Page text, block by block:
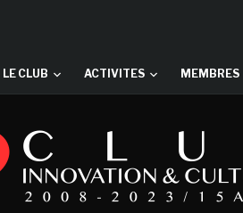
LE CLUB ACTIVITES MEMBRES